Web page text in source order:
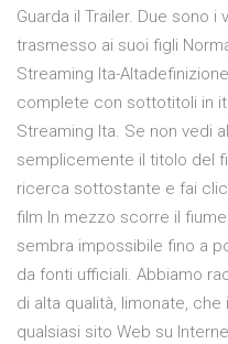
Guarda il Trailer. Due sono
trasmesso ai suoi figli
Streaming Ita-
complete con sottotitoli in
Streaming Ita. Se non vedi
semplicemente il titolo del
ricerca sottostante e fai
film In mezzo scorre il
sembra impossibile fino a
da fonti ufficiali. Abbiamo
di alta qualità, limonate,
qualsiasi sito Web su